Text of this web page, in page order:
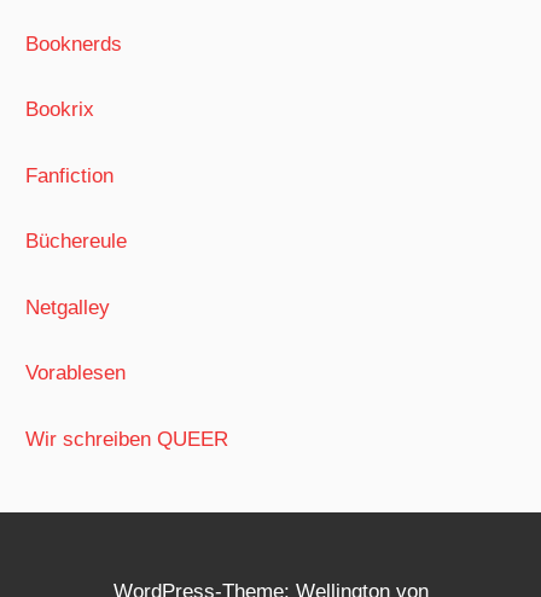
Booknerds
Bookrix
Fanfiction
Büchereule
Netgalley
Vorablesen
Wir schreiben QUEER
WordPress-Theme: Wellington von